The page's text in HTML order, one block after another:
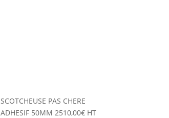
SCOTCHEUSE PAS CHERE
ADHESIF 50MM 2510,00€ HT